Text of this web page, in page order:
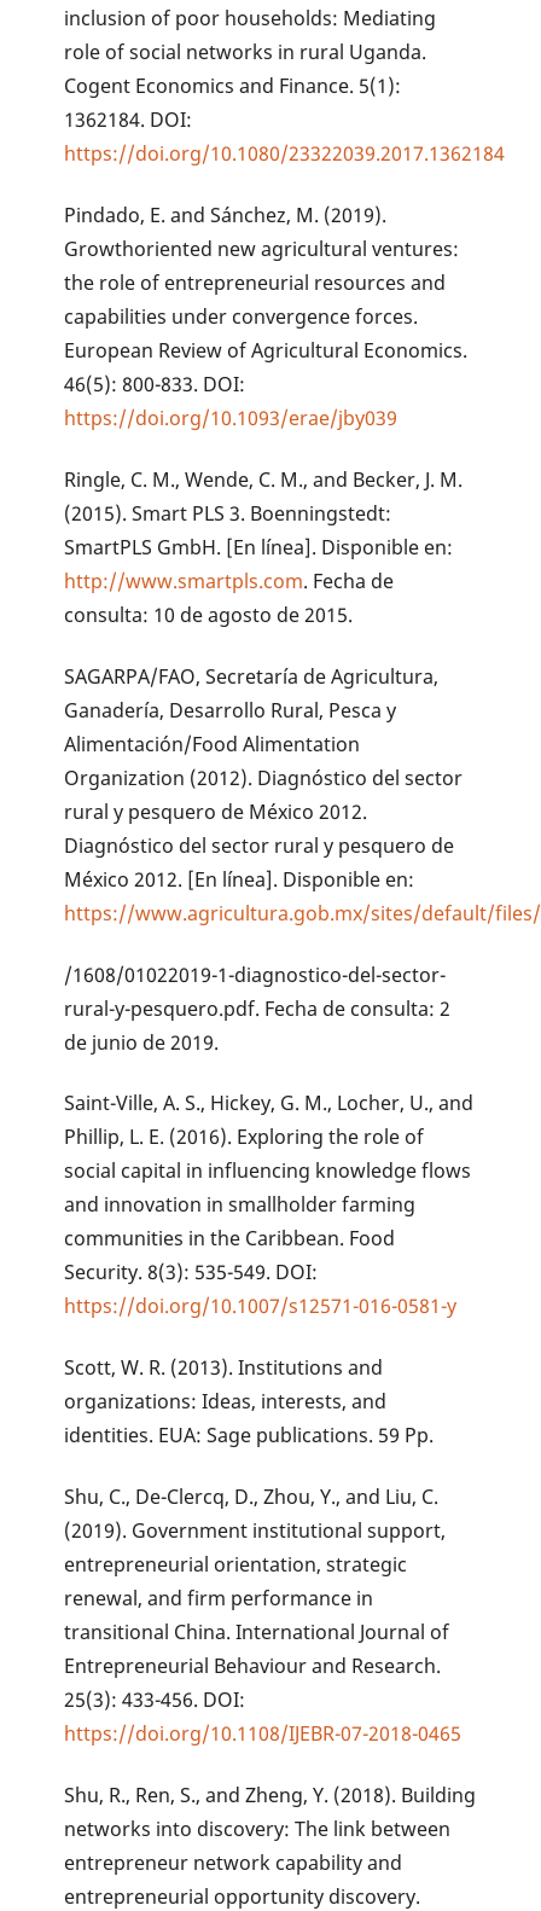
inclusion of poor households: Mediating
role of social networks in rural Uganda.
Cogent Economics and Finance. 5(1):
1362184. DOI:
https://doi.org/10.1080/23322039.2017.1362184
Pindado, E. and Sánchez, M. (2019).
Growthoriented new agricultural ventures:
the role of entrepreneurial resources and
capabilities under convergence forces.
European Review of Agricultural Economics.
46(5): 800-833. DOI:
https://doi.org/10.1093/erae/jby039
Ringle, C. M., Wende, C. M., and Becker, J. M.
(2015). Smart PLS 3. Boenningstedt:
SmartPLS GmbH. [En línea]. Disponible en:
http://www.smartpls.com. Fecha de
consulta: 10 de agosto de 2015.
SAGARPA/FAO, Secretaría de Agricultura,
Ganadería, Desarrollo Rural, Pesca y
Alimentación/Food Alimentation
Organization (2012). Diagnóstico del sector
rural y pesquero de México 2012.
Diagnóstico del sector rural y pesquero de
México 2012. [En línea]. Disponible en:
https://www.agricultura.gob.mx/sites/default/
/1608/01022019-1-diagnostico-del-sector-
rural-y-pesquero.pdf. Fecha de consulta: 2
de junio de 2019.
Saint-Ville, A. S., Hickey, G. M., Locher, U., and
Phillip, L. E. (2016). Exploring the role of
social capital in influencing knowledge flows
and innovation in smallholder farming
communities in the Caribbean. Food
Security. 8(3): 535-549. DOI:
https://doi.org/10.1007/s12571-016-0581-y
Scott, W. R. (2013). Institutions and
organizations: Ideas, interests, and
identities. EUA: Sage publications. 59 Pp.
Shu, C., De-Clercq, D., Zhou, Y., and Liu, C.
(2019). Government institutional support,
entrepreneurial orientation, strategic
renewal, and firm performance in
transitional China. International Journal of
Entrepreneurial Behaviour and Research.
25(3): 433-456. DOI:
https://doi.org/10.1108/IJEBR-07-2018-0465
Shu, R., Ren, S., and Zheng, Y. (2018). Building
networks into discovery: The link between
entrepreneur network capability and
entrepreneurial opportunity discovery.